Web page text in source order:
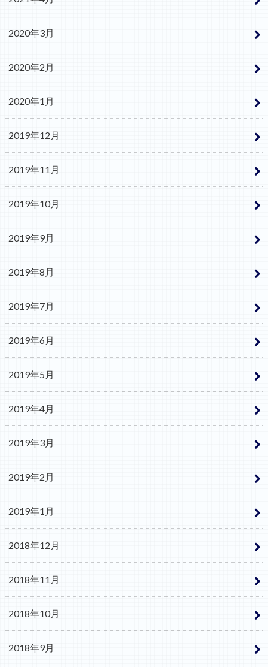
2020年3月
2020年2月
2020年1月
2019年12月
2019年11月
2019年10月
2019年9月
2019年8月
2019年7月
2019年6月
2019年5月
2019年4月
2019年3月
2019年2月
2019年1月
2018年12月
2018年11月
2018年10月
2018年9月